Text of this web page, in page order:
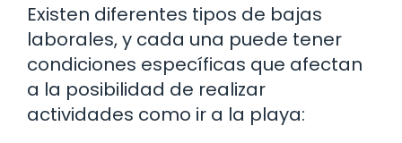
Existen diferentes tipos de bajas
laborales, y cada una puede tener
condiciones específicas que afectan
a la posibilidad de realizar
actividades como ir a la playa: